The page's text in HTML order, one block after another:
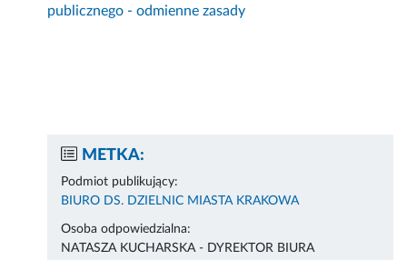
publicznego - odmienne zasady
METKA:
Podmiot publikujący:
BIURO DS. DZIELNIC MIASTA KRAKOWA
Osoba odpowiedzialna:
NATASZA KUCHARSKA - DYREKTOR BIURA